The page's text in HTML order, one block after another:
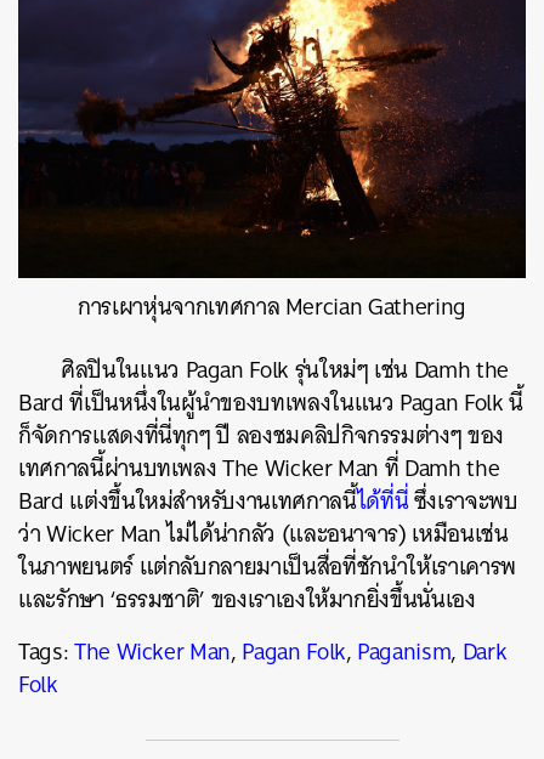
การเผาหุ่นจากเทศกาล Mercian Gathering
ศิลปินในแนว Pagan Folk รุ่นใหม่ๆ เช่น Damh the
Bard ที่เป็นหนึ่งในผู้นำของบทเพลงในแนว Pagan Folk นี้
ก็จัดการแสดงที่นี่ทุกๆ ปี ลองชมคลิปกิจกรรมต่างๆ ของ
เทศกาลนี้ผ่านบทเพลง The Wicker Man ที่ Damh the
Bard แต่งขึ้นใหม่สำหรับงานเทศกาลนี้ได้ที่นี่ซึ่งเราจะพบ
ว่า Wicker Man ไม่ได้น่ากลัว (และอนาจาร) เหมือนเช่น
ในภาพยนตร์ แต่กลับกลายมาเป็นสื่อที่ชักนำให้เราเคารพ
และรักษา ‘ธรรมชาติ’ ของเราเองให้มากยิ่งขึ้นนั่นเอง
Tags:The Wicker Man,Pagan Folk,Paganism, Dark
Folk